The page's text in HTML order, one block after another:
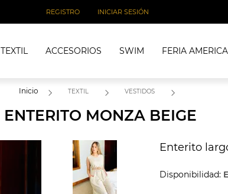
REGISTRO INICIAR SESIÓN
TEXTIL ACCESORIOS SWIM FERIA
Inicio TEXTIL VESTIDOS
ENTERITO MONZA BEIGE
Enterito
Disponibilidad: